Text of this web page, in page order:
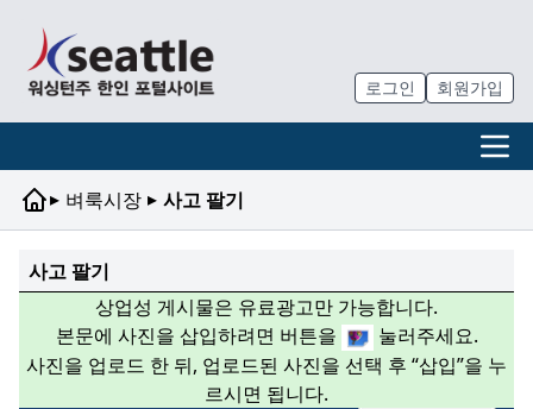
로그인 회원가입
▸ 벼룩시장 ▸ 사고 팔기
사고 팔기
상업성 게시물은 유료광고만 가능합니다.
본문에 사진을 삽입하려면 버튼을
눌러주세요.
사진을 업로드 한 뒤, 업로드된 사진을 선택 후 “삽입”을 누
르시면 됩니다.